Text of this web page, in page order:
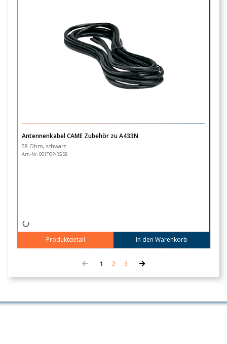
Antennenkabel CAME Zubehör zu A433N
58 Ohm, schwarz
Art.-Nr. 001TOP-RG58
Produktdetail In den Warenkorb